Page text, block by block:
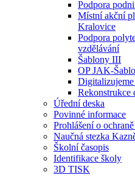
Podpora
Místní akční
Kralovice
Podpora
vzdělávání
Šablony III
OP JAK-
Rekonstrukce
Úřední deska
Povinné informace
Prohlášení o
Naučná stezka
Školní časopis
Identifikace školy
3D TISK